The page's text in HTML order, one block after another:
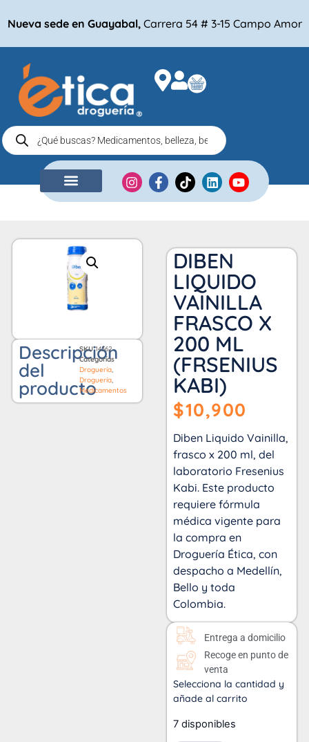
Nueva sede en Guayabal, Carrera 54 # 3-15 Campo Amor
Descripción
del
producto
SKU14362
Categorías
Droguería,
Droguería,
Medicamentos
DIBEN
LIQUIDO
VAINILLA
FRASCO X
200 ML
(FRSENIUS
KABI)
$10,900
Diben Liquido Vainilla,
frasco x 200 ml, del
laboratorio Fresenius
Kabi. Este producto
requiere fórmula
médica vigente para
la compra en
Droguería Ética, con
despacho a Medellín,
Bello y toda
Colombia.
Entrega a domicilio
Recoge en punto de
venta
Selecciona la cantidad y
añade al carrito
7 disponibles